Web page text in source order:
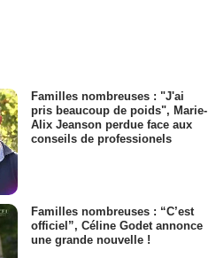
Familles nombreuses : "J'ai
pris beaucoup de poids", Marie-
Alix Jeanson perdue face aux
conseils de professionels
Familles nombreuses : “C’est
officiel”, Céline Godet annonce
une grande nouvelle !